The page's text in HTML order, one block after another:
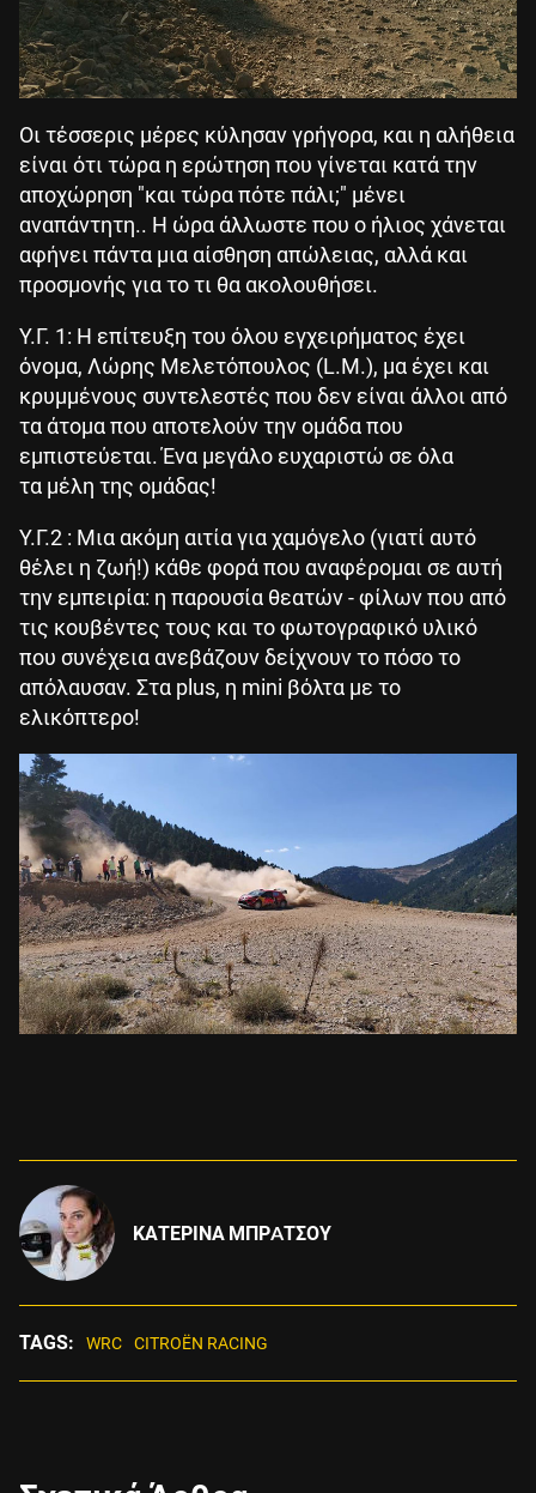
Οι τέσσερις μέρες κύλησαν γρήγορα, και η αλήθεια
είναι ότι τώρα η ερώτηση που γίνεται κατά την
αποχώρηση "και τώρα πότε πάλι;" μένει
αναπάντητη.. Η ώρα άλλωστε που ο ήλιος χάνεται
αφήνει πάντα μια αίσθηση απώλειας, αλλά και
προσμονής για το τι θα ακολουθήσει.
Υ.Γ. 1: Η επίτευξη του όλου εγχειρήματος έχει
όνομα, Λώρης Μελετόπουλος (L.M.), μα έχει και
κρυμμένους συντελεστές που δεν είναι άλλοι από
τα άτομα που αποτελούν την ομάδα που
εμπιστεύεται. Ένα μεγάλο ευχαριστώ σε όλα
τα μέλη της ομάδας!
Υ.Γ.2 : Μια ακόμη αιτία για χαμόγελο (γιατί αυτό
θέλει η ζωή!) κάθε φορά που αναφέρομαι σε αυτή
την εμπειρία: η παρουσία θεατών - φίλων που από
τις κουβέντες τους και το φωτογραφικό υλικό
που συνέχεια ανεβάζουν δείχνουν το πόσο το
απόλαυσαν. Στα plus, η mini βόλτα με το
ελικόπτερο!
ΚΑΤΕΡΙΝΑ ΜΠΡAΤΣΟΥ
TAGS: WRC CITROËN RACING